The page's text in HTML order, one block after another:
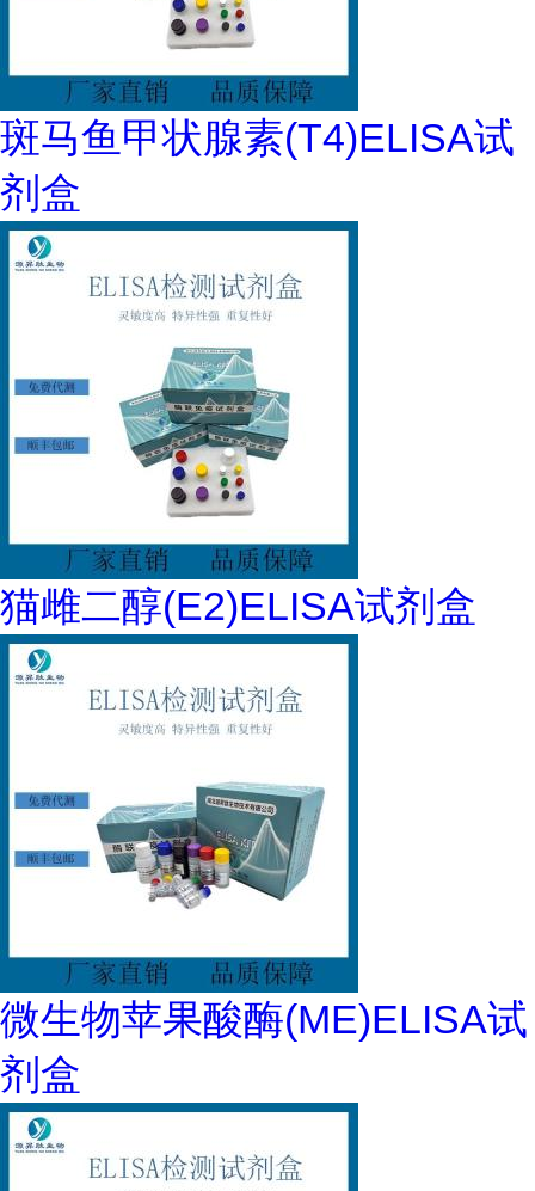
斑马鱼甲状腺素(T4)ELISA试
剂盒
猫雌二醇(E2)ELISA试剂盒
微生物苹果酸酶(ME)ELISA试
剂盒